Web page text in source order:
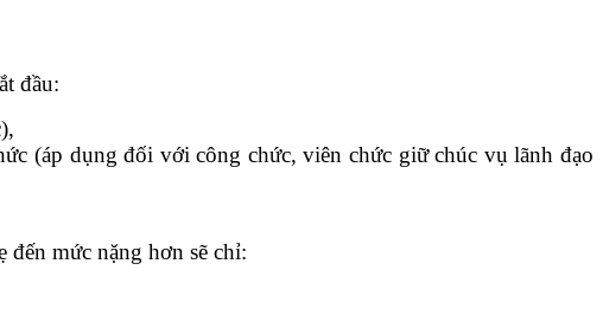
đầu:
(áp dụng đối với công chức, viên chức giữ chúc vụ lãnh đạo
mức nặng hơn sẽ chỉ: